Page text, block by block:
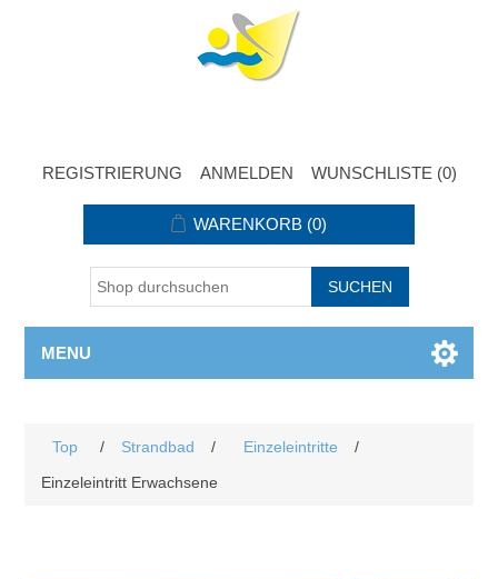
REGISTRIERUNG ANMELDEN WUNSCHLISTE (0)
WARENKORB (0)
MENU
Top / Strandbad / Einzeleintritte
/
Einzeleintritt Erwachsene